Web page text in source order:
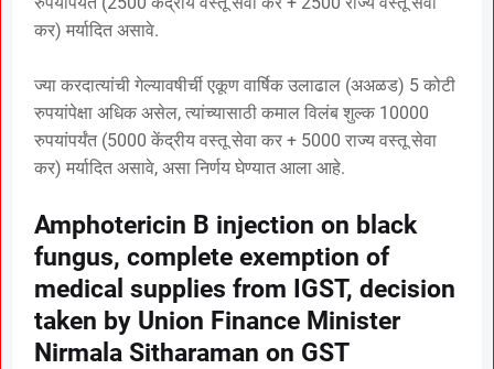
कर) मर्यादित असावे.
ज्या करदात्यांची गेल्यावषीर्ची एकूण वार्षिक उलाढाल (अअळड) 5 कोटी
रुपयांपेक्षा अधिक असेल, त्यांच्यासाठी कमाल विलंब शुल्क 10000
रुपयांपर्यंत (5000 केंद्रीय वस्तू सेवा कर + 5000 राज्य वस्तू सेवा
कर) मर्यादित असावे, असा निर्णय घेण्यात आला आहे.
Amphotericin B injection on black
fungus, complete exemption of
medical supplies from IGST, decision
taken by Union Finance Minister
Nirmala Sitharaman on GST